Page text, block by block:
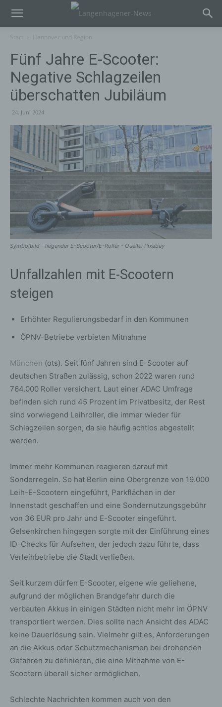
Fünf Jahre E-Scooter:
Negative Schlagzeilen
überschatten Jubiläum
24. Juni 2024
Symbolbild - liegender E-Scooter/E-Roller - Quelle: Pixabay
Unfallzahlen mit E-Scootern
steigen
Erhöhter Regulierungsbedarf in den Kommunen
ÖPNV-Betriebe verbieten Mitnahme
München (ots). Seit fünf Jahren sind E-Scooter auf
deutschen Straßen zulässig, schon 2022 waren rund
764.000 Roller versichert. Laut einer ADAC Umfrage
befinden sich rund 45 Prozent im Privatbesitz, der Rest
sind vorwiegend Leihroller, die immer wieder für
Schlagzeilen sorgen, da sie häufig achtlos abgestellt
werden.
Immer mehr Kommunen reagieren darauf mit
Sonderregeln. So hat Berlin eine Obergrenze von 19.000
Leih-E-Scootern eingeführt, Parkflächen in der
Innenstadt geschaffen und eine Sondernutzungsgebühr
von 36 EUR pro Jahr und E-Scooter eingeführt.
Gelsenkirchen hingegen sorgte mit der Einführung eines
ID-Checks für Aufsehen, der jedoch dazu führte, dass
Verleihbetriebe die Stadt verließen.
Seit kurzem dürfen E-Scooter, eigene wie geliehene,
aufgrund der möglichen Brandgefahr durch die
verbauten Akkus in einigen Städten nicht mehr im ÖPNV
transportiert werden. Dies sollte nach Ansicht des ADAC
keine Dauerlösung sein. Vielmehr gilt es, Anforderungen
an die Akkus oder Schutzmechanismen bei drohenden
Gefahren zu definieren, die eine Mitnahme von E-
Scootern überall sicher ermöglichen.
Schlechte Nachrichten kommen auch von den